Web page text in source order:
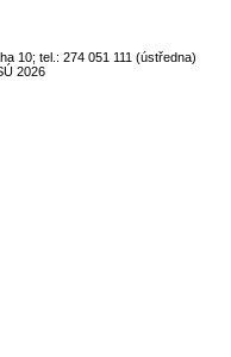
10; tel.: 274 051 111 (ústředna)
2026